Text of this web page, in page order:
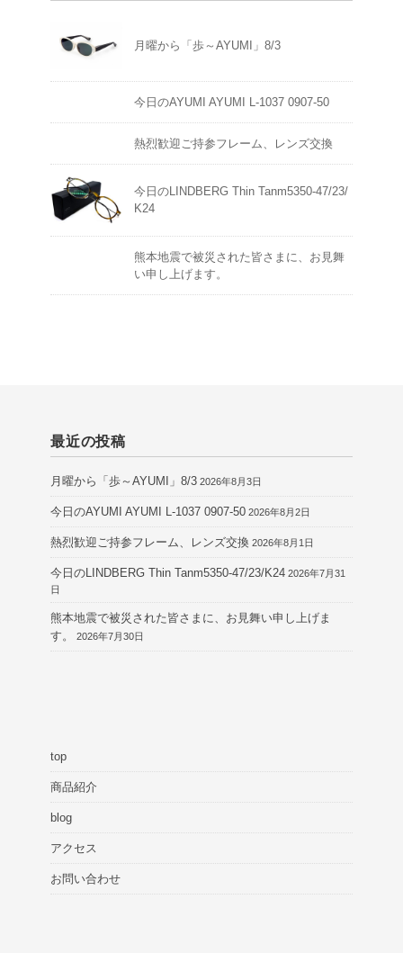
月曜から「歩～AYUMI」8/3
今日のAYUMI AYUMI L-1037 0907-50
熱烈歓迎ご持参フレーム、レンズ交換
今日のLINDBERG Thin Tanm5350-47/23/
K24
熊本地震で被災された皆さまに、お見舞
い申し上げます。
最近の投稿
月曜から「歩～AYUMI」8/3 2026年8月3日
今日のAYUMI AYUMI L-1037 0907-50 2026年8月2日
熱烈歓迎ご持参フレーム、レンズ交換 2026年8月1日
今日のLINDBERG Thin Tanm5350-47/23/K24 2026年7月31
日
熊本地震で被災された皆さまに、お見舞い申し上げま
す。
2026年7月30日
top
商品紹介
blog
アクセス
お問い合わせ